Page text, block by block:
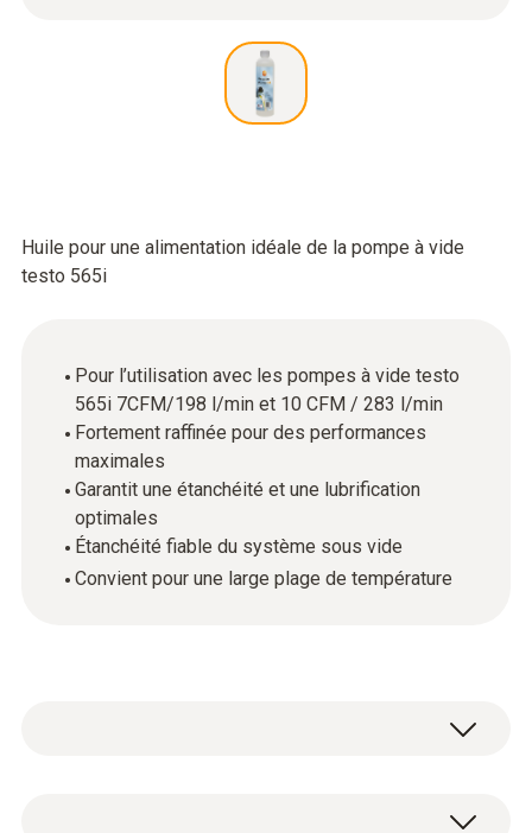
Huile pour une alimentation idéale de la pompe à vide
testo 565i
Pour l’utilisation avec les pompes à vide testo
565i 7CFM/198 l/min et 10 CFM / 283 l/min
Fortement raffinée pour des performances
maximales
Garantit une étanchéité et une lubrification
optimales
Étanchéité fiable du système sous vide
Convient pour une large plage de température